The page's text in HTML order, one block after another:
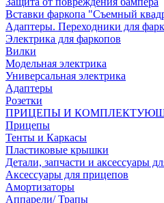
Вставки фаркопа "Съемный
Адаптеры. Переходники для
Электрика для фаркопов
Вилки
Модельная электрика
Универсальная электрика
Адаптеры
Розетки
ПРИЦЕПЫ И
Прицепы
Тенты и Каркасы
Пластиковые крышки
Детали, запчасти и аксессуары
Аксессуары для прицепов
Амортизаторы
Аппарели/ Трапы